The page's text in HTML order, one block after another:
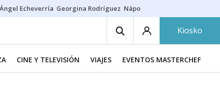
Ángel Echeverría Georgina Rodríguez Nápoles - Osasuna
Kiosko
CINE Y TELEVISIÓN VIAJES EVENTOS MASTERCHEF